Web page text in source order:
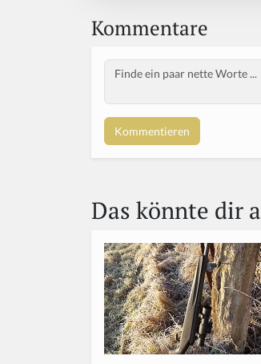
Kommentare
Body
Das könnte dir